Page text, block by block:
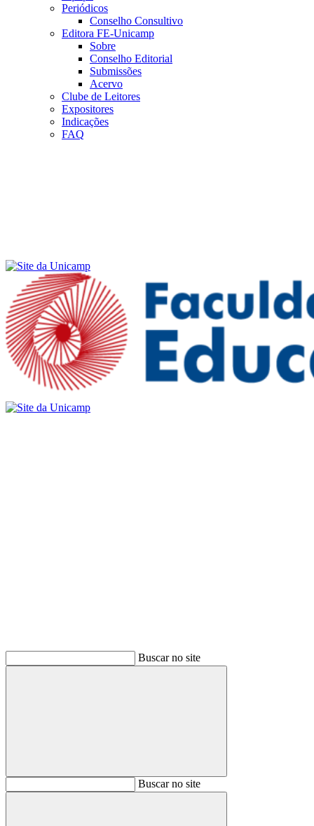
Periódicos
Conselho Consultivo
Editora FE-Unicamp
Sobre
Conselho Editorial
Submissões
Acervo
Clube de Leitores
Expositores
Indicações
FAQ
Buscar no site
BuscarBuscar no site